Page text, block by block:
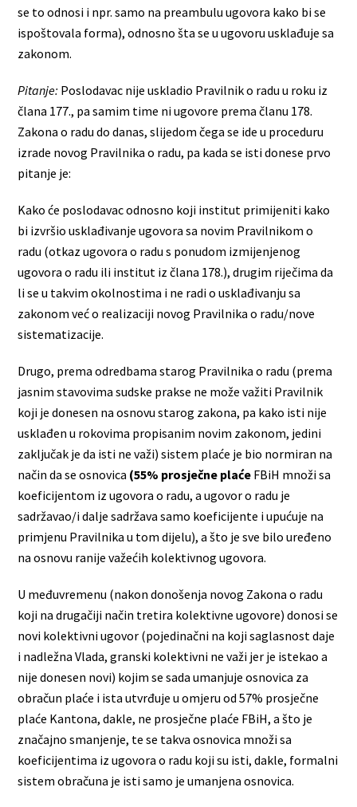
se to odnosi i npr. samo na preambulu ugovora kako bi se
ispoštovala forma), odnosno šta se u ugovoru usklađuje sa
zakonom.
Pitanje: Poslodavac nije uskladio Pravilnik o radu u roku iz
člana 177., pa samim time ni ugovore prema članu 178.
Zakona o radu do danas, slijedom čega se ide u proceduru
izrade novog Pravilnika o radu, pa kada se isti donese prvo
pitanje je:
Kako će poslodavac odnosno koji institut primijeniti kako
bi izvršio usklađivanje ugovora sa novim Pravilnikom o
radu (otkaz ugovora o radu s ponudom izmijenjenog
ugovora o radu ili institut iz člana 178.), drugim riječima da
li se u takvim okolnostima i ne radi o usklađivanju sa
zakonom već o realizaciji novog Pravilnika o radu/nove
sistematizacije.
Drugo, prema odredbama starog Pravilnika o radu (prema
jasnim stavovima sudske prakse ne može važiti Pravilnik
koji je donesen na osnovu starog zakona, pa kako isti nije
usklađen u rokovima propisanim novim zakonom, jedini
zaključak je da isti ne važi) sistem plaće je bio normiran na
način da se osnovica (55% prosječne plaće FBiH množi sa
koeficijentom iz ugovora o radu, a ugovor o radu je
sadržavao/i dalje sadržava samo koeficijente i upućuje na
primjenu Pravilnika u tom dijelu), a što je sve bilo uređeno
na osnovu ranije važećih kolektivnog ugovora.
U međuvremenu (nakon donošenja novog Zakona o radu
koji na drugačiji način tretira kolektivne ugovore) donosi se
novi kolektivni ugovor (pojedinačni na koji saglasnost daje
i nadležna Vlada, granski kolektivni ne važi jer je istekao a
nije donesen novi) kojim se sada umanjuje osnovica za
obračun plaće i ista utvrđuje u omjeru od 57% prosječne
plaće Kantona, dakle, ne prosječne plaće FBiH, a što je
značajno smanjenje, te se takva osnovica množi sa
koeficijentima iz ugovora o radu koji su isti, dakle, formalni
sistem obračuna je isti samo je umanjena osnovica.